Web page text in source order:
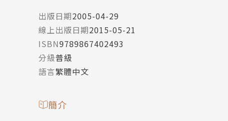
出版日期2005-04-29
線上出版日期2015-05-21
ISBN9789867402493
分級普級
語言繁體中文
簡介